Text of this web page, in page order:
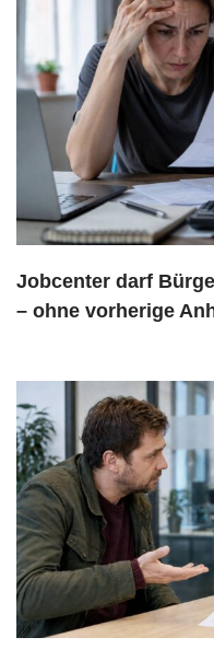
Jobcenter darf
– ohne vorherige